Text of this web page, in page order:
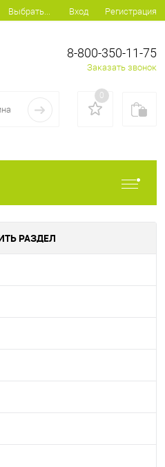
Выбрать... Вход Регистрация
8-800-350-11-75
Заказать звонок
0
РАЗДЕЛ